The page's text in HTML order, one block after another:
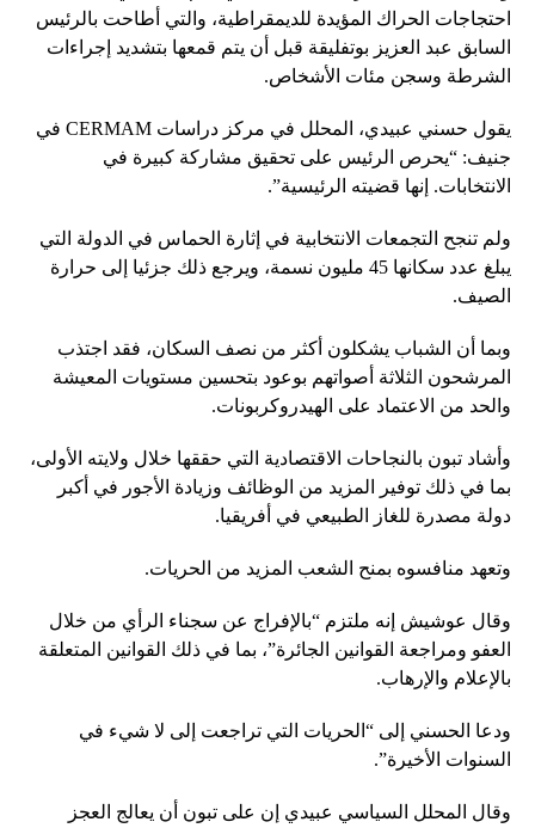
احتجاجات الحراك المؤيدة للديمقراطية، والتي أطاحت بالرئيس
السابق عبد العزيز بوتفليقة قبل أن يتم قمعها بتشديد إجراءات
الشرطة وسجن مئات الأشخاص.
يقول حسني عبيدي، المحلل في مركز دراسات CERMAM في
جنيف: “يحرص الرئيس على تحقيق مشاركة كبيرة في
الانتخابات. إنها قضيته الرئيسية”.
ولم تنجح التجمعات الانتخابية في إثارة الحماس في الدولة التي
يبلغ عدد سكانها 45 مليون نسمة، ويرجع ذلك جزئيا إلى حرارة
الصيف.
وبما أن الشباب يشكلون أكثر من نصف السكان، فقد اجتذب
المرشحون الثلاثة أصواتهم بوعود بتحسين مستويات المعيشة
والحد من الاعتماد على الهيدروكربونات.
وأشاد تبون بالنجاحات الاقتصادية التي حققها خلال ولايته الأولى،
بما في ذلك توفير المزيد من الوظائف وزيادة الأجور في أكبر
دولة مصدرة للغاز الطبيعي في أفريقيا.
وتعهد منافسوه بمنح الشعب المزيد من الحريات.
وقال عوشيش إنه ملتزم “بالإفراج عن سجناء الرأي من خلال
العفو ومراجعة القوانين الجائرة”، بما في ذلك القوانين المتعلقة
بالإعلام والإرهاب.
ودعا الحسني إلى “الحريات التي تراجعت إلى لا شيء في
السنوات الأخيرة”.
وقال المحلل السياسي عبيدي إن على تبون أن يعالج العجز